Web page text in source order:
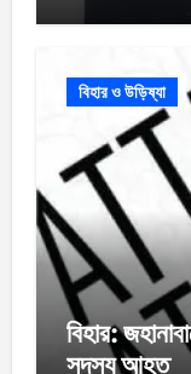
বিহার ও উড়িষ্যা
বিহার:
সদস্য আহত